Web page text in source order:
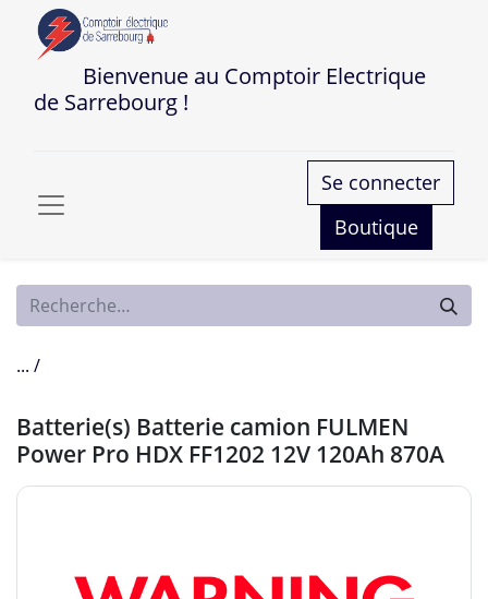
Bienvenue au Comptoir Electrique
de Sarrebourg !
Se connecter
Boutique
... /
Batterie(s) Batterie camion FULMEN
Power Pro HDX FF1202 12V 120Ah 870A